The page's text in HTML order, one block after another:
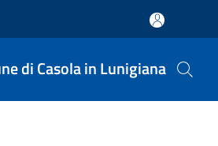
di Casola in Lunigiana